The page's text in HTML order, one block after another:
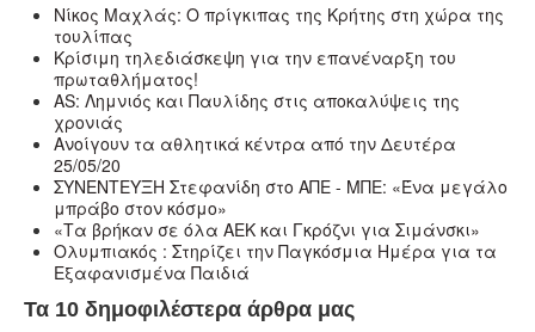
Νίκος Μαχλάς: Ο πρίγκιπας της Κρήτης στη χώρα της
τουλίπας
Κρίσιμη τηλεδιάσκεψη για την επανέναρξη του
πρωταθλήματος!
ΑS: Λημνιός και Παυλίδης στις αποκαλύψεις της
χρονιάς
Ανοίγουν τα αθλητικά κέντρα από την Δευτέρα
25/05/20
ΣΥΝΕΝΤΕΥΞΗ Στεφανίδη στο ΑΠΕ - ΜΠΕ: «Ένα μεγάλο
μπράβο στον κόσμο»
«Τα βρήκαν σε όλα ΑΕΚ και Γκρόζνι για Σιμάνσκι»
Ολυμπιακός : Στηρίζει την Παγκόσμια Ημέρα για τα
Εξαφανισμένα Παιδιά
Τα 10 δημοφιλέστερα άρθρα μας